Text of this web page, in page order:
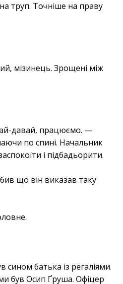
труп. Точніше на праву
мізинець. Зрощені між
давай, працюємо. —
по спині. Начальник
і підбадьорити.
що він виказав таку
батька із регаліями.
був Осип Ґруша. Офіцер